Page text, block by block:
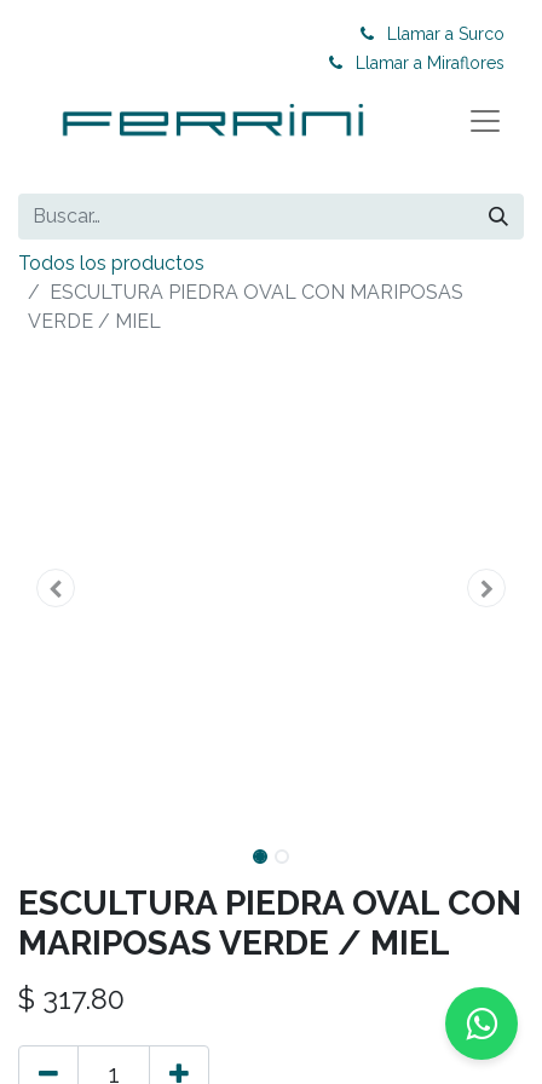
Llamar a Surco
Llamar a Miraflores
Todos los productos
ESCULTURA PIEDRA OVAL CON MARIPOSAS
VERDE / MIEL
ESCULTURA PIEDRA OVAL CON
MARIPOSAS VERDE / MIEL
$ 317.80